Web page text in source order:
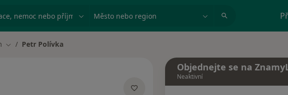
nemoc nebo příjmení Město nebo region
Změna města
Petr Polívka
Objednejte se na
Neaktivní